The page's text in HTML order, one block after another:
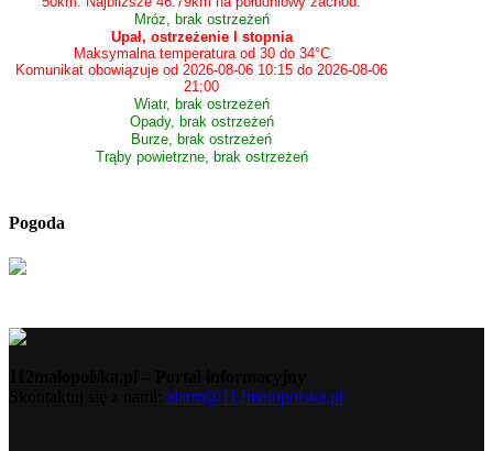
Mróz, brak ostrzeżeń
Upał, ostrzeżenie I stopnia
Maksymalna temperatura od 30 do 34°C
Komunikat obowiązuje od 2026-08-06 10:15 do 2026-08-06
21:00
Wiatr, brak ostrzeżeń
Opady, brak ostrzeżeń
Burze, brak ostrzeżeń
Trąby powietrzne, brak ostrzeżeń
Pogoda
alarm@112malopolska.pl